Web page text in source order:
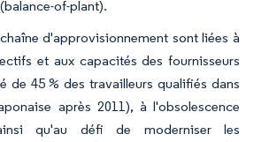
of-plant).
d'approvisionnement sont liées à
et aux capacités des fournisseurs
de 45 % des travailleurs qualifiés dans
après 2011), à l'obsolescence
qu'au défi de moderniser les